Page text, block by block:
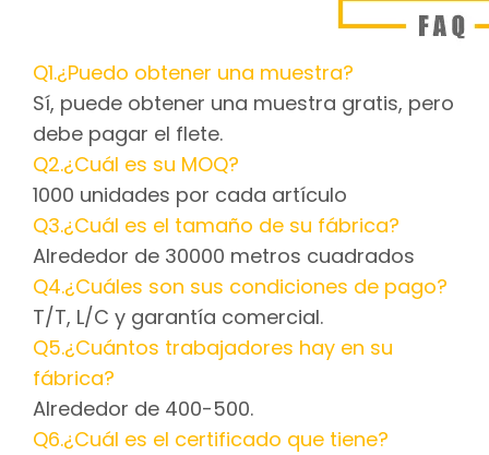
Q1.¿Puedo obtener una muestra?
Sí, puede obtener una muestra gratis, pero
debe pagar el flete.
Q2.¿Cuál es su MOQ?
1000 unidades por cada artículo
Q3.¿Cuál es el tamaño de su fábrica?
Alrededor de 30000 metros cuadrados
Q4.¿Cuáles son sus condiciones de pago?
T/T, L/C y garantía comercial.
Q5.¿Cuántos trabajadores hay en su
fábrica?
Alrededor de 400-500.
Q6.¿Cuál es el certificado que tiene?